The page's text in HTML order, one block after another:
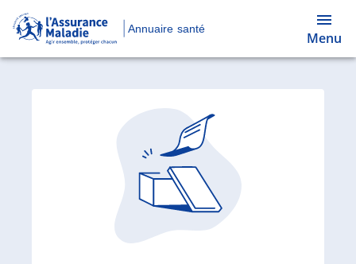
Annuaire santé
Menu